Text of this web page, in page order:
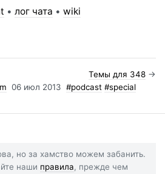
• лог чата • wiki
Темы для 348 →
06 июл 2013 #podcast #special
но за хамство можем забанить.
наши правила, прежде чем